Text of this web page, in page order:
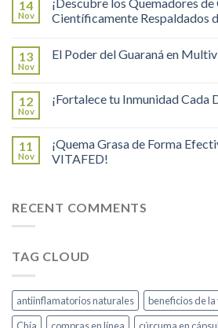
14
Nov
Científicamente Respaldados
13
Nov
El Poder del Guaraná en
12
Nov
¡Fortalece tu Inmunidad Cada
11
Nov
¡Quema Grasa de Forma
VITAFED!
RECENT COMMENTS
TAG CLOUD
antiinflamatorios naturales beneficios de